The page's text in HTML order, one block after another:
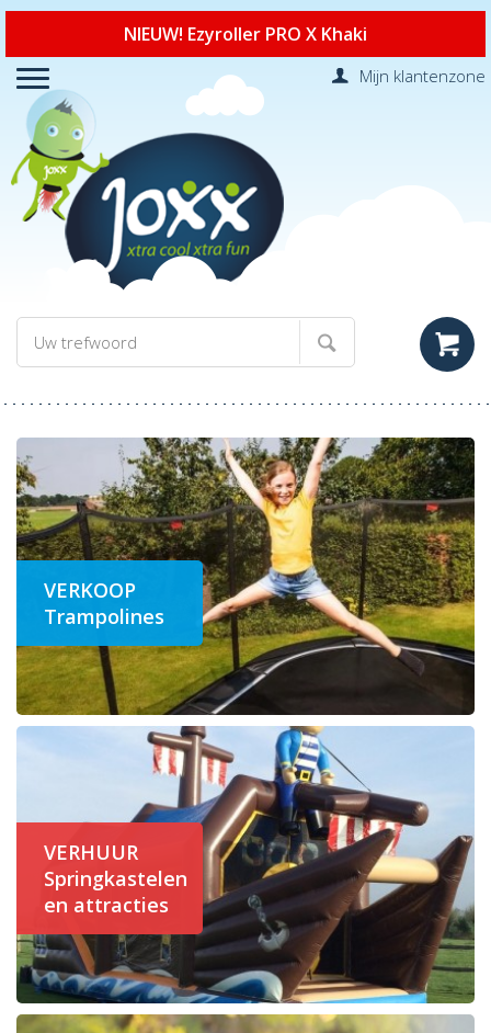
NIEUW! Ezyroller PRO X Khaki
Mijn klantenzone
VERKOOP
Trampolines
VERHUUR
Springkastelen
en attracties